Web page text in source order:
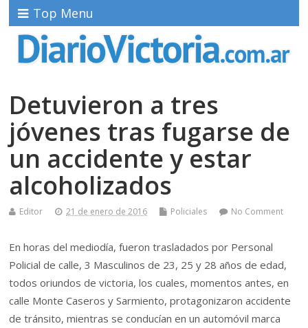
Top Menu
Detuvieron a tres
jóvenes tras fugarse de
un accidente y estar
alcoholizados
Editor 21 de enero de 2016 Policiales No Comment
En horas del mediodía, fueron trasladados por Personal
Policial de calle, 3 Masculinos de 23, 25 y 28 años de edad,
todos oriundos de victoria, los cuales, momentos antes, en
calle Monte Caseros y Sarmiento, protagonizaron accidente
de tránsito, mientras se conducían en un automóvil marca